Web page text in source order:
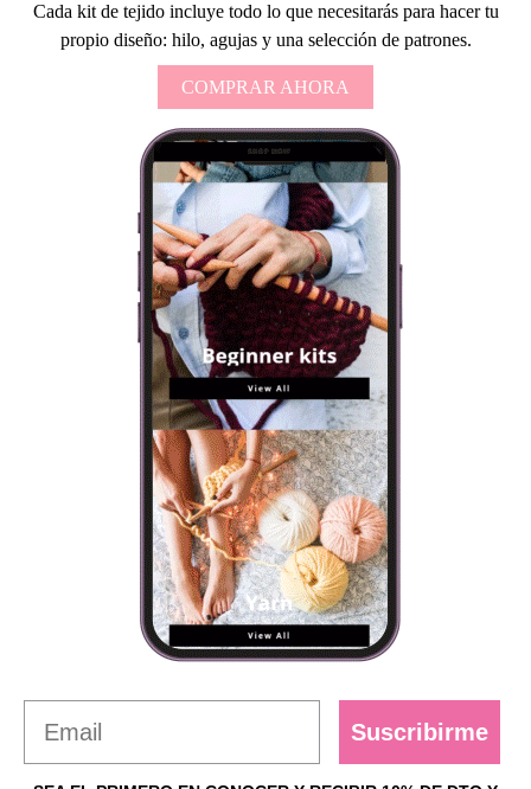
Cada kit de tejido incluye todo lo que necesitarás para hacer tu
propio diseño: hilo, agujas y una selección de patrones.
COMPRAR AHORA
Suscribirme